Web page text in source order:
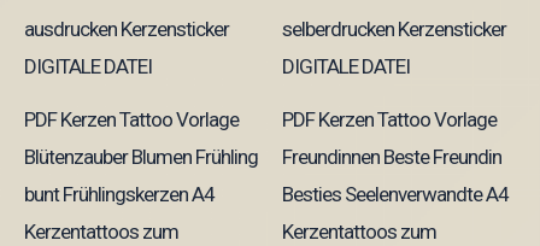
PDF Kerzen Tattoo Vorlage
Blütenzauber Blumen Frühling
bunt Frühlingskerzen A4
Kerzentattoos zum
PDF Kerzen Tattoo Vorlage
Freundinnen Beste Freundin
Besties Seelenverwandte A4
Kerzentattoos zum